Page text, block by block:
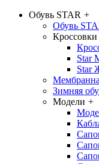
Обувь STAR +
Обувь
Star
Star
Зимняя
Модели +